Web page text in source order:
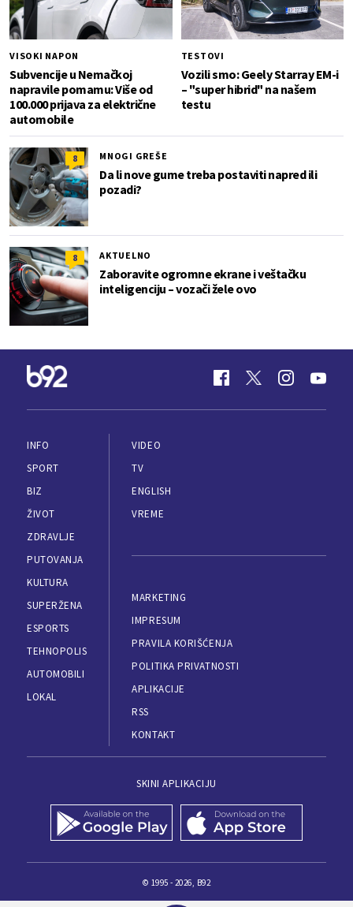
VISOKI NAPON
Subvencije u Nemačkoj
napravile pomamu: Više od
100.000 prijava za električne
automobile
TESTOVI
Vozili smo: Geely Starray EM-i
– "super hibrid" na našem
testu
8 MNOGI GREŠE
Da li nove gume treba postaviti napred ili
pozadi?
8 AKTUELNO
Zaboravite ogromne ekrane i veštačku
inteligenciju – vozači žele ovo
INFO
SPORT
BIZ
ŽIVOT
ZDRAVLJE
PUTOVANJA
KULTURA
SUPERŽENA
ESPORTS
TEHNOPOLIS
AUTOMOBILI
LOKAL
VIDEO
TV
ENGLISH
VREME
MARKETING
IMPRESUM
PRAVILA KORIŠĆENJA
POLITIKA PRIVATNOSTI
APLIKACIJE
RSS
KONTAKT
SKINI APLIKACIJU
© 1995 - 2026, B92